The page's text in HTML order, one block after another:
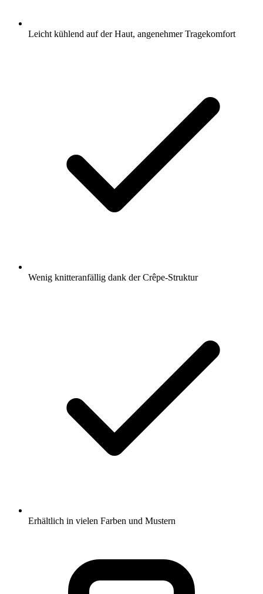
Leicht kühlend auf der Haut, angenehmer Tragekomfort
Wenig knitteranfällig dank der Crêpe-Struktur
Erhältlich in vielen Farben und Mustern